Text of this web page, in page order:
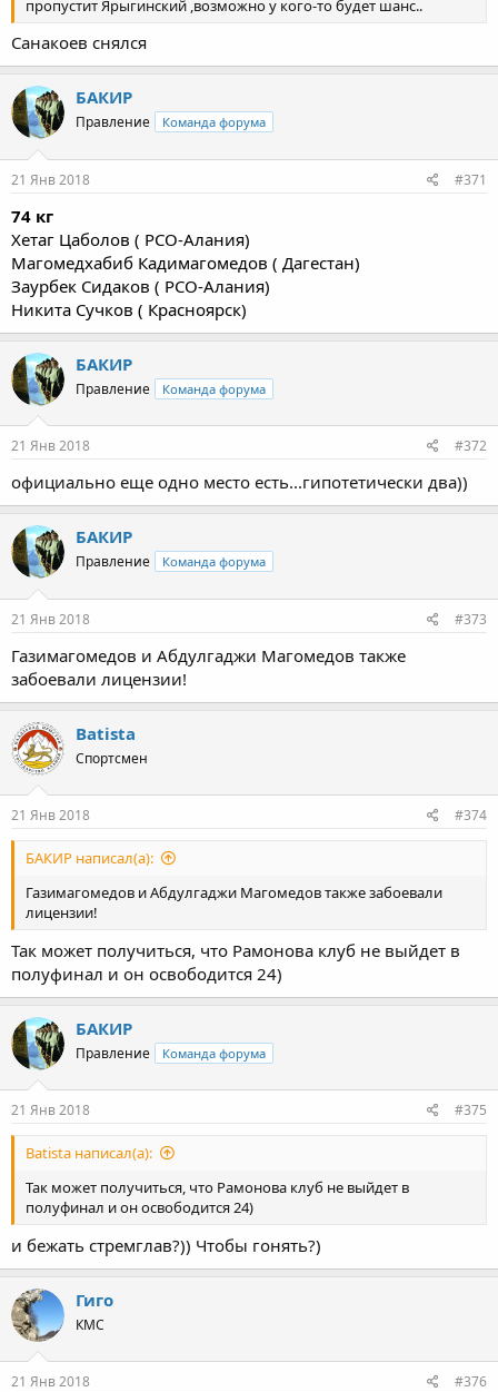
пропустит Ярыгинский ,возможно у кого-то будет шанс..
Санакоев снялся
БАКИР
Правление Команда форума
21 Янв 2018 #371
74 кг
Хетаг Цаболов ( РСО-Алания)
Магомедхабиб Кадимагомедов ( Дагестан)
Заурбек Сидаков ( РСО-Алания)
Никита Сучков ( Красноярск)
БАКИР
Правление Команда форума
21 Янв 2018 #372
официально еще одно место есть...гипотетически два))
БАКИР
Правление Команда форума
21 Янв 2018 #373
Газимагомедов и Абдулгаджи Магомедов также
забоевали лицензии!
Batista
Спортсмен
21 Янв 2018 #374
БАКИР написал(а):
Газимагомедов и Абдулгаджи Магомедов также забоевали
лицензии!
Так может получиться, что Рамонова клуб не выйдет в
полуфинал и он освободится 24)
БАКИР
Правление Команда форума
21 Янв 2018 #375
Batista написал(а):
Так может получиться, что Рамонова клуб не выйдет в
полуфинал и он освободится 24)
и бежать стремглав?)) Чтобы гонять?)
Гиго
КМС
21 Янв 2018 #376